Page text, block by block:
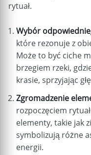
rytuał.
Wybór
które rezonuje z
Może to być ciche
brzegiem rzeki,
krasie, sprzyjając
Zgromadzenie
rozpoczęciem
elementy, takie jak
symbolizują różne
energii.